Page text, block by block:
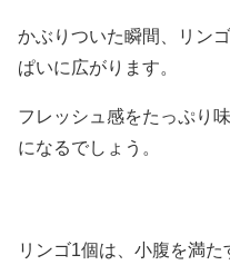
かぶりついた瞬間、リン
ぱいに広がります。
フレッシュ感をたっぷり
になるでしょう。
リンゴ1個は、小腹を満